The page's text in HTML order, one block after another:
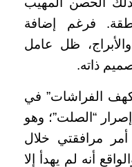
فرغم إضافة
ظل عامل
ذاته.
الفراشات” في
“الصلت”؛ وهو
أمر مرافقتي خلال
أنه لم يهدأ إلا